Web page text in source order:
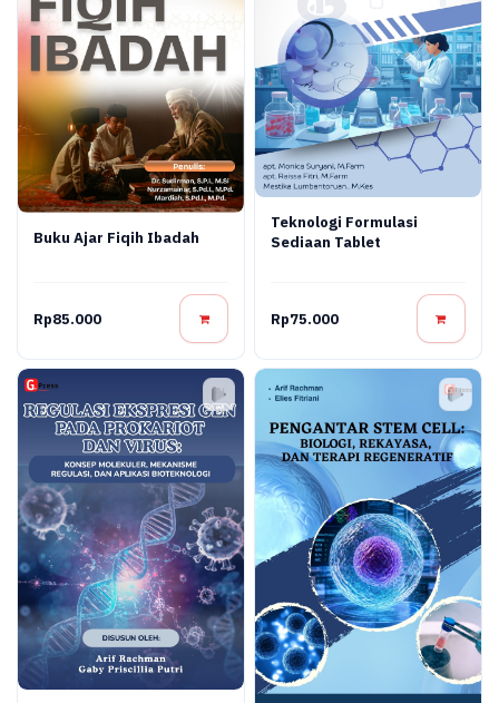
Buku Ajar Fiqih Ibadah
Rp85.000
Teknologi Formulasi
Sediaan Tablet
Rp75.000